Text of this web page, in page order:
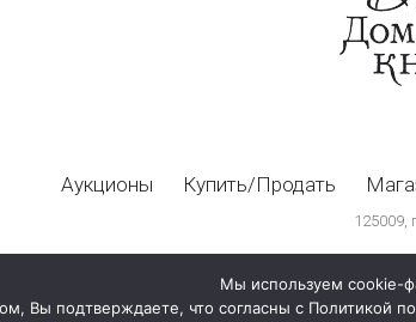
Аукционы Купить/Продать
125009,
Мы используем cookie-
Вы подтверждаете, что согласны с